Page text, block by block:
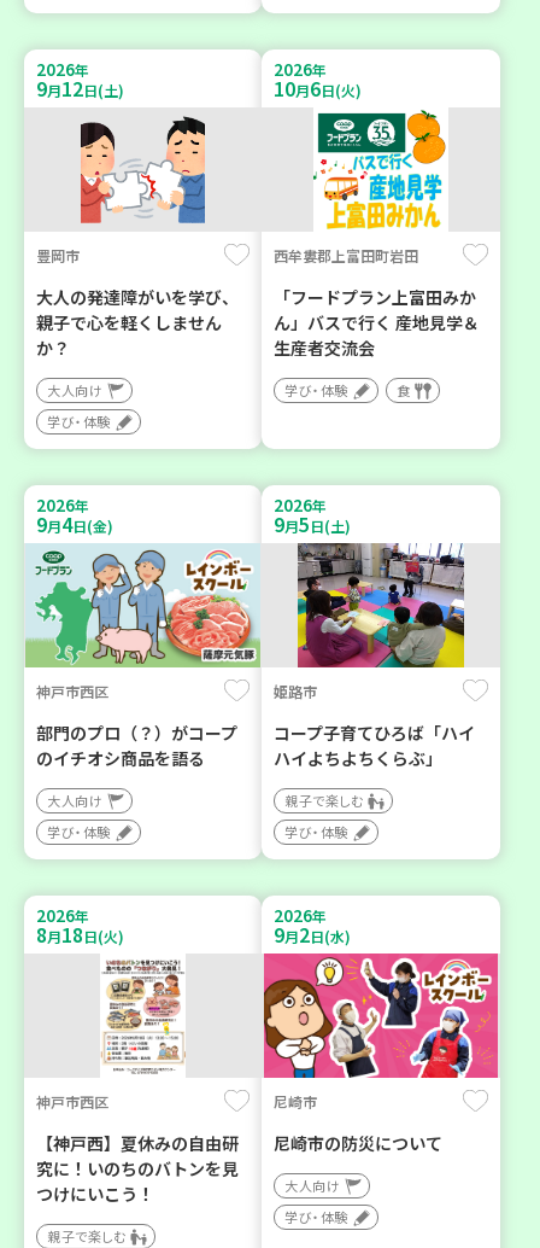
2026年
9月12日(土)
豊岡市
大人の発達障がいを学び、
親子で心を軽くしません
か？
大人向け
学び・体験
2026年
10月6日(火)
西牟婁郡上富田町岩田
「フードプラン上富田みか
ん」バスで行く 産地見学＆
生産者交流会
学び・体験 食
2026年
9月4日(金)
神戸市西区
部門のプロ（？）がコープ
のイチオシ商品を語る
大人向け
学び・体験
2026年
9月5日(土)
姫路市
コープ子育てひろば「ハイ
ハイよちよちくらぶ」
親子で楽しむ
学び・体験
2026年
8月18日(火)
神戸市西区
【神戸西】夏休みの自由研
究に！いのちのバトンを見
つけにいこう！
親子で楽しむ
2026年
9月2日(水)
尼崎市
尼崎市の防災について
大人向け
学び・体験